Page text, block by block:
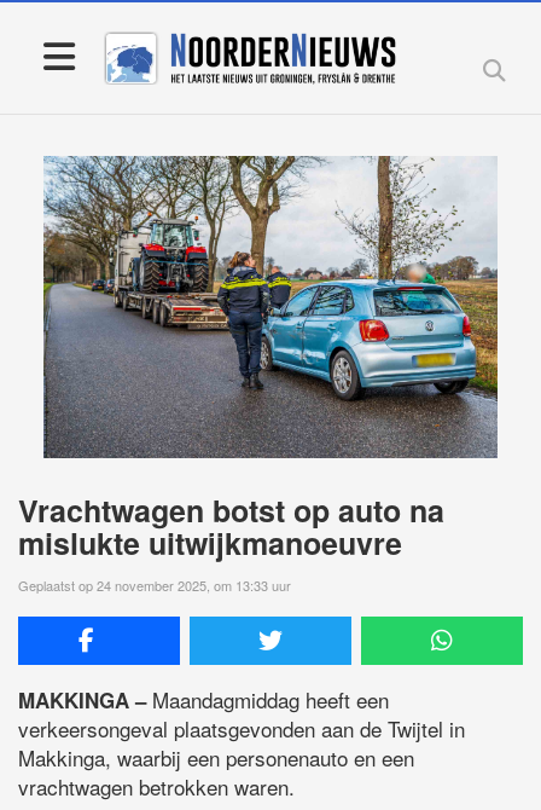
Vrachtwagen botst op auto na
mislukte uitwijkmanoeuvre
Geplaatst op 24 november 2025, om 13:33 uur
MAKKINGA –Maandagmiddag heeft een
verkeersongeval plaatsgevonden aan de Twijtel in
Makkinga, waarbij een personenauto en een
vrachtwagen betrokken waren.